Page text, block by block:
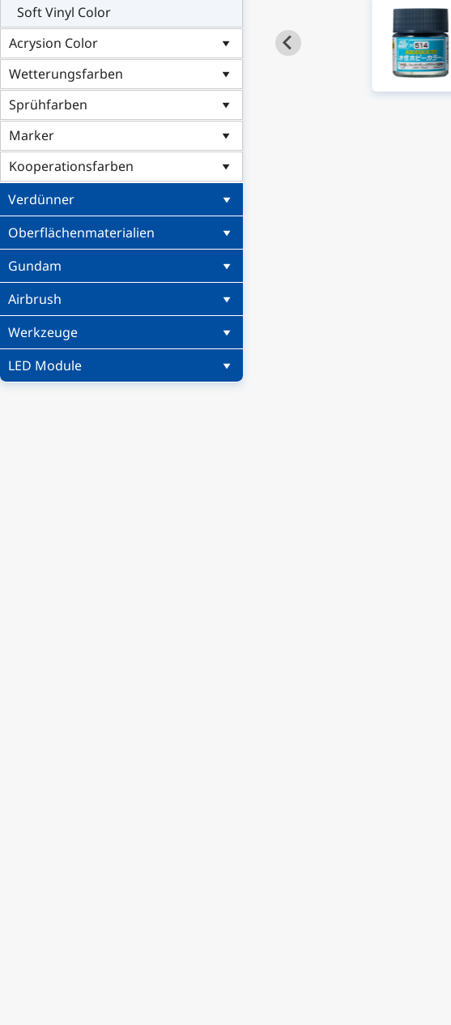
Soft Vinyl Color
Acrysion Color
Wetterungsfarben
Sprühfarben
Marker
Kooperationsfarben
Verdünner
Oberflächenmaterialien
Gundam
Airbrush
Werkzeuge
LED Module